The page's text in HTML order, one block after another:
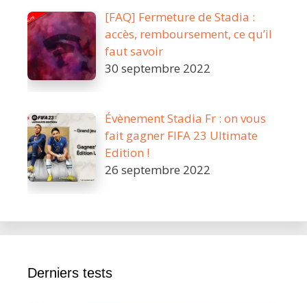
[FAQ] Fermeture de Stadia :
accès, remboursement, ce qu’il
faut savoir
30 septembre 2022
Évènement Stadia Fr : on vous
fait gagner FIFA 23 Ultimate
Edition !
26 septembre 2022
Derniers tests